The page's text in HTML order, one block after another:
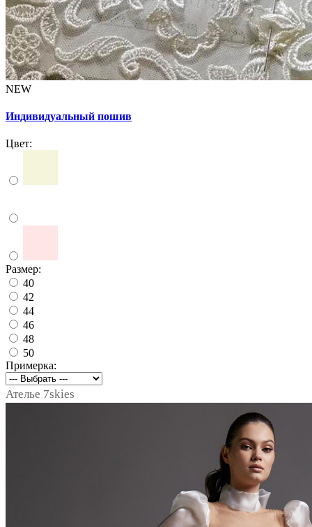
NEW
Индивидуальный пошив
Цвет:
Размер:
40
42
44
46
48
50
Примерка:
Ателье 7skies